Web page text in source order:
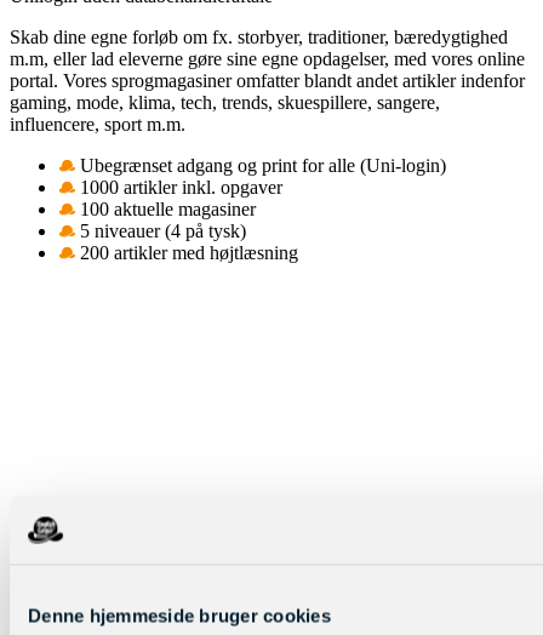
Denne hjemmeside bruger cookies
Skab dine egne forløb om fx. storbyer, traditioner, bæredygtighed
m.m, eller lad eleverne gøre sine egne opdagelser, med vores online
portal. Vores sprogmagasiner omfatter blandt andet artikler indenfor
gaming, mode, klima, tech, trends, skuespillere, sangere,
influencere, sport m.m.
Ubegrænset adgang og print for alle (Uni-login)
1000 artikler inkl. opgaver
100 aktuelle magasiner
5 niveauer (4 på tysk)
200 artikler med højtlæsning